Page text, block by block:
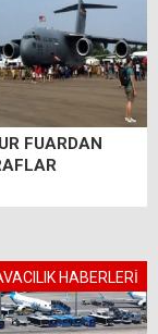
FUARDAN
HABERLERİ